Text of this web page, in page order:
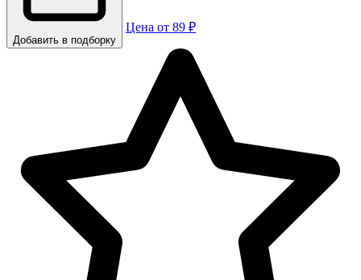
Добавить в подборку
Цена от 89 ₽